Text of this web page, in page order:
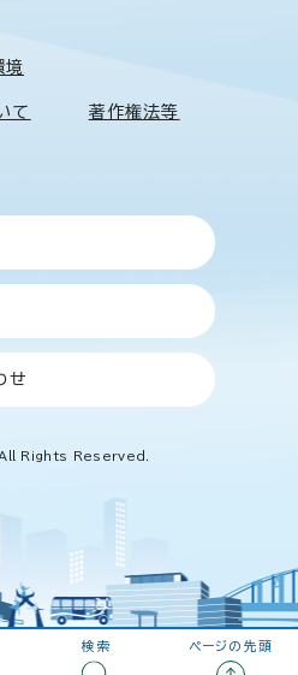
検索 ページの先頭
境
て 著作権法等
せ
Rights Reserved.